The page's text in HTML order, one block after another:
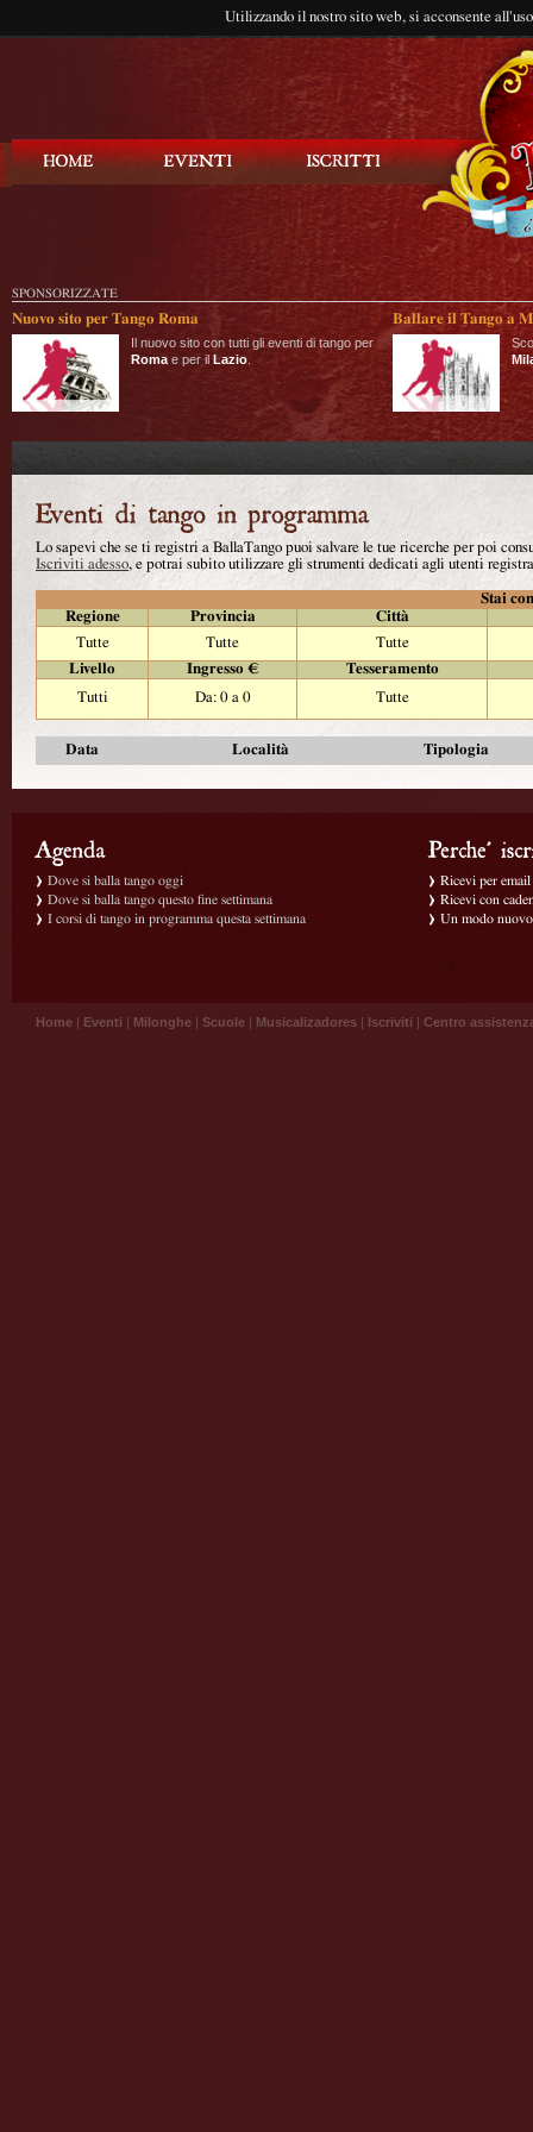
Utilizzando il nostro sito web, si acconsente
SPONSORIZZATE
Nuovo sito per Tango Roma
Il nuovo sito con tutti gli eventi di tango per
Roma e per il Lazio
Ballare il Tango a
Lo sapevi che se ti registri a BallaTango puoi salvare le tue ricerche per poi
Iscriviti adesso, e potrai subito utilizzare gli strumenti dedicati agli utenti
Stai
Regione
Provincia
Città
Tutte
Tutte
Tutte
Livello
Ingresso €
Tesseramento
Tutti
Da: 0 a 0 Tutte
Data Località Tipologia
Dove si balla tango oggi
Dove si balla tango questo fine settimana
I corsi di tango in programma questa settimana
Ricevi per
Ricevi con
Un modo
Home | Eventi | Milonghe | Scuole | Musicalizadores | Iscriviti | Centro